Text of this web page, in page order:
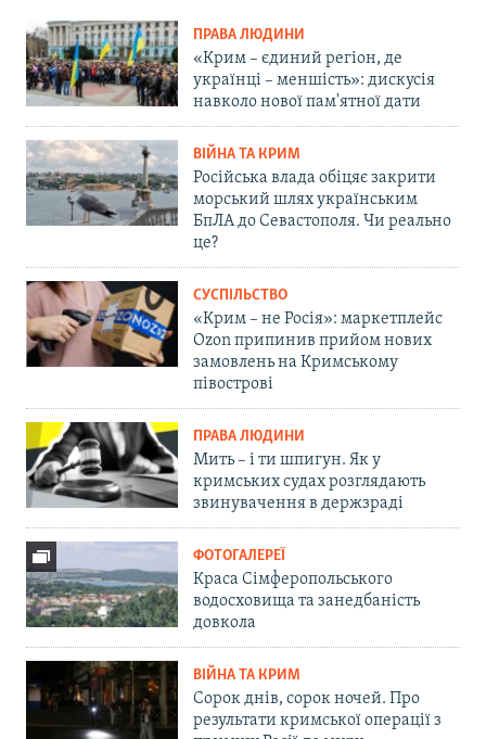
ПРАВА ЛЮДИНИ
«Крим – єдиний регіон, де
українці – меншість»: дискусія
навколо нової пам'ятної дати
ВІЙНА ТА КРИМ
Російська влада обіцяє закрити
морський шлях українським
БпЛА до Севастополя. Чи реально
це?
СУСПІЛЬСТВО
«Крим – не Росія»: маркетплейс
Ozon припинив прийом нових
замовлень на Кримському
півострові
ПРАВА ЛЮДИНИ
Мить – і ти шпигун. Як у
кримських судах розглядають
звинувачення в держзраді
ФОТОГАЛЕРЕЇ
Краса Сімферопольського
водосховища та занедбаність
довкола
ВІЙНА ТА КРИМ
Сорок днів, сорок ночей. Про
результати кримської операції з